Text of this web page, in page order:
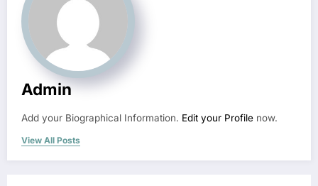
Admin
Add your Biographical Information. Edit your Profile now.
View All Posts